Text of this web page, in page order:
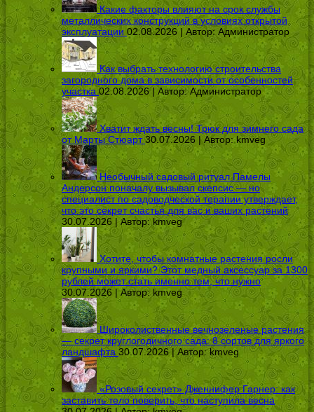
Какие факторы влияют на срок службы
металлических конструкций в условиях открытой
эксплуатации 02.08.2026 | Автор: Администратор
Как выбрать технологию строительства
загородного дома в зависимости от особенностей
участка 02.08.2026 | Автор:Администратор
Хватит ждать весны! Трюк для зимнего сада
от Марты Стюарт 30.07.2026 | Автор:kmveg
Необычный садовый ритуал Памелы
Андерсон поначалу вызывал скепсис — но
специалист по садоводческой терапии утверждает,
что это секрет счастья для вас и ваших растений
30.07.2026 | Автор:kmveg
Хотите, чтобы комнатные растения росли
крупными и яркими? Этот медный аксессуар за 1300
рублей может стать именно тем, что нужно
30.07.2026 | Автор: kmveg
Широколиственные вечнозеленые растения
— секрет круглогодичного сада: 8 сортов для яркого
ландшафта 30.07.2026 | Автор:kmveg
«Розовый секрет» Дженнифер Гарнер: как
заставить тело поверить, что наступила весна